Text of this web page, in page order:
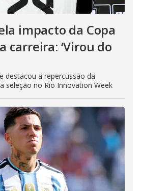
impacto da Copa
carreira: ‘Virou do
destacou a repercussão da
seleção no Rio Innovation Week